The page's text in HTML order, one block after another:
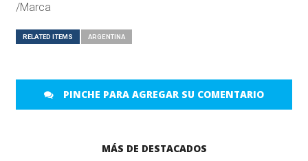
/Marca
RELATED ITEMS ARGENTINA
PINCHE PARA AGREGAR SU COMENTARIO
MÁS DE DESTACADOS